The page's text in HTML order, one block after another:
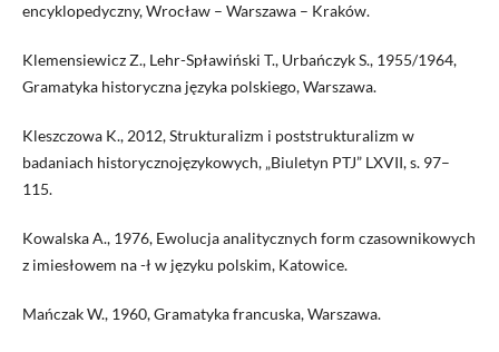
encyklopedyczny, Wrocław – Warszawa – Kraków.
Klemensiewicz Z., Lehr-Spławiński T., Urbańczyk S., 1955/1964,
Gramatyka historyczna języka polskiego, Warszawa.
Kleszczowa K., 2012, Strukturalizm i poststrukturalizm w
badaniach historycznojęzykowych, „Biuletyn PTJ” LXVII, s. 97–
115.
Kowalska A., 1976, Ewolucja analitycznych form czasownikowych
z imiesłowem na -ł w języku polskim, Katowice.
Mańczak W., 1960, Gramatyka francuska, Warszawa.